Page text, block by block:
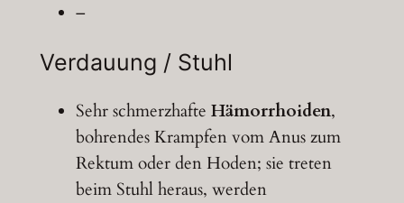
–
Verdauung / Stuhl
Sehr schmerzhafte Hämorrhoiden,
bohrendes Krampfen vom Anus zum
Rektum oder den Hoden; sie treten
beim Stuhl heraus, werden